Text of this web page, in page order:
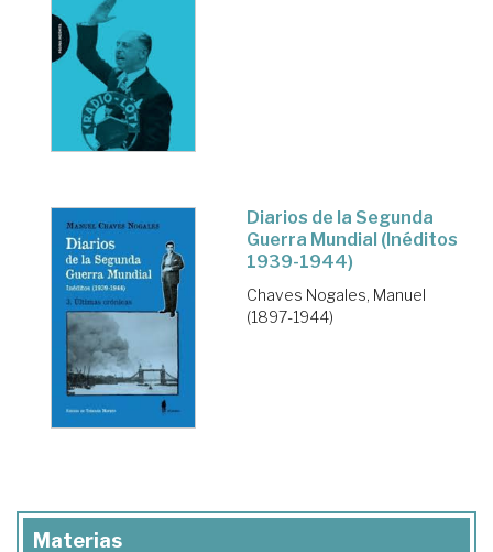
Diarios de la Segunda
Guerra Mundial (Inéditos
1939-1944)
Chaves Nogales, Manuel
(1897-1944)
Materias